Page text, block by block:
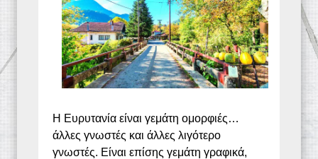
Η Ευρυτανία είναι γεμάτη ομορφιές…
άλλες γνωστές και άλλες λιγότερο
γνωστές. Είναι επίσης γεμάτη γραφικά,